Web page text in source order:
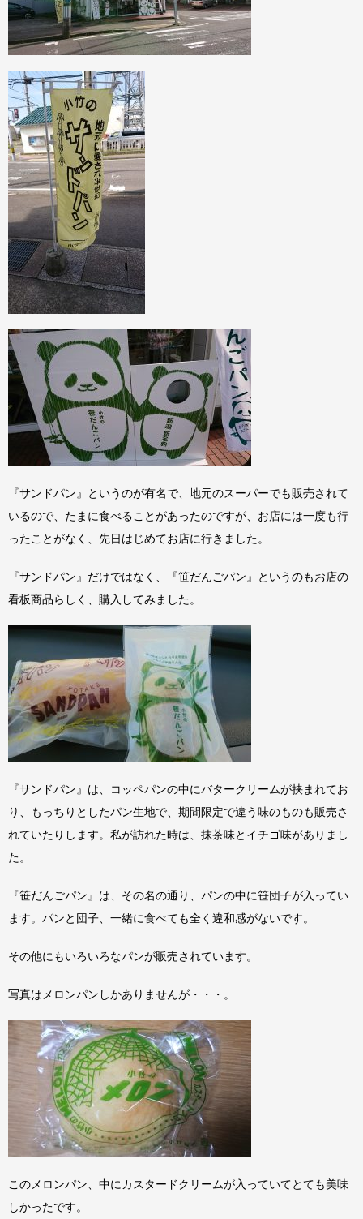
『サンドパン』というのが有名で、地元のスーパーでも販売されて
いるので、たまに食べることがあったのですが、お店には一度も行
ったことがなく、先日はじめてお店に行きました。
『サンドパン』だけではなく、『笹だんごパン』というのもお店の
看板商品らしく、購入してみました。
『サンドパン』は、コッペパンの中にバタークリームが挟まれてお
り、もっちりとしたパン生地で、期間限定で違う味のものも販売さ
れていたりします。私が訪れた時は、抹茶味とイチゴ味がありまし
た。
『笹だんごパン』は、その名の通り、パンの中に笹団子が入ってい
ます。パンと団子、一緒に食べても全く違和感がないです。
その他にもいろいろなパンが販売されています。
写真はメロンパンしかありませんが・・・。
このメロンパン、中にカスタードクリームが入っていてとても美味
しかったです。